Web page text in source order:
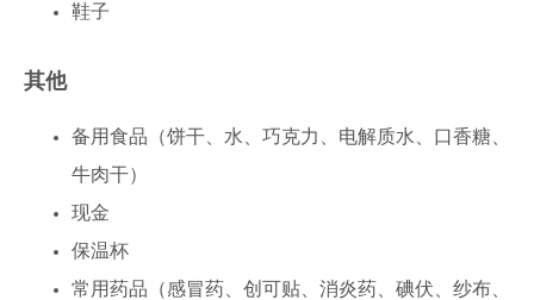
鞋子
其他
备用食品（饼干、水、巧克力、电解质水、口香糖、
牛肉干）
现金
保温杯
常用药品（感冒药、创可贴、消炎药、碘伏、纱布、